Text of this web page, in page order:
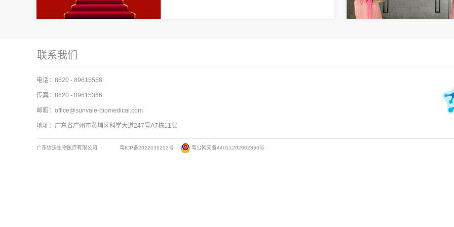
联系我们
电话：8620 - 89615558
传真：8620 - 89615366
邮箱： office@sunvale-biomedical.com
地址：广东省广州市黄埔区科学大道247号A7栋11层
广东信沃生物医疗有限公司 粤 ICP备2022039253号 粤公网安备44011202002360号